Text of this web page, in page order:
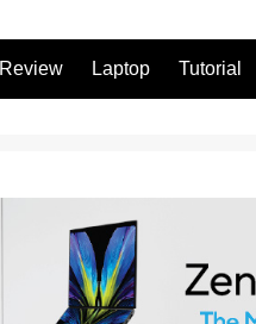
Review Laptop Tutorial